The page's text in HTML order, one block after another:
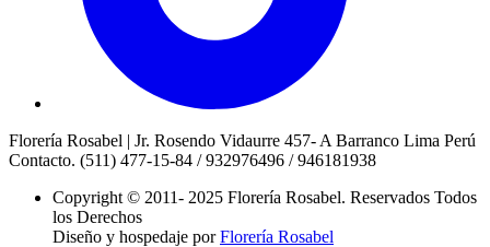
Florería Rosabel | Jr. Rosendo Vidaurre 457- A Barranco Lima Perú
Contacto. (511) 477-15-84 / 932976496 / 946181938
Copyright © 2011- 2025 Florería Rosabel. Reservados Todos
los Derechos
Diseño y hospedaje porFlorería Rosabel